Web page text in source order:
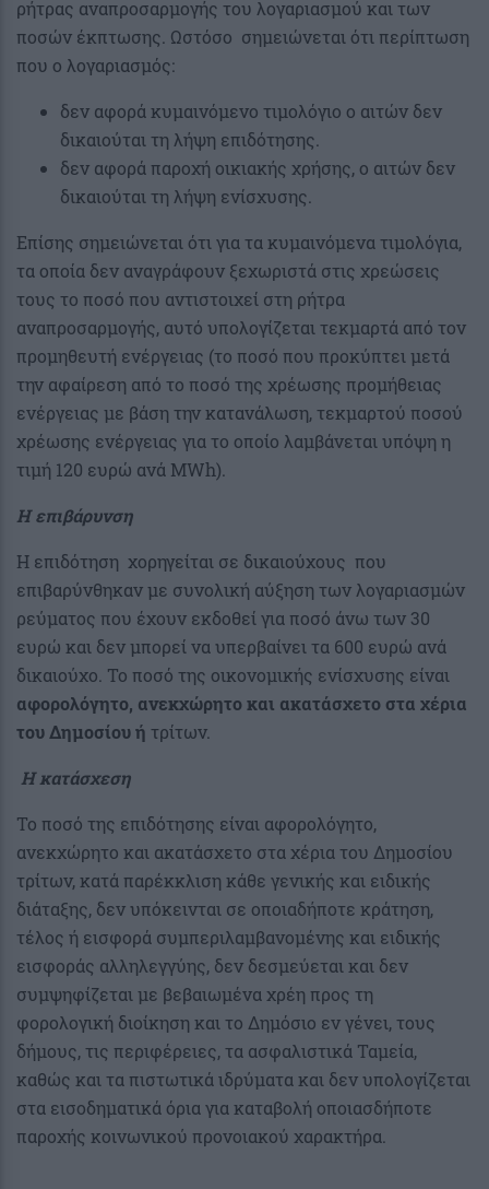
ρήτρας αναπροσαρμογής του λογαριασμού και των
ποσών έκπτωσης. Ωστόσο σημειώνεται ότι περίπτωση
που ο λογαριασμός:
δεν αφορά κυμαινόμενο τιμολόγιο ο αιτών δεν
δικαιούται τη λήψη επιδότησης.
δεν αφορά παροχή οικιακής χρήσης, ο αιτών δεν
δικαιούται τη λήψη ενίσχυσης.
Επίσης σημειώνεται ότι για τα κυμαινόμενα τιμολόγια,
τα οποία δεν αναγράφουν ξεχωριστά στις χρεώσεις
τους το ποσό που αντιστοιχεί στη ρήτρα
αναπροσαρμογής, αυτό υπολογίζεται τεκμαρτά από τον
προμηθευτή ενέργειας (το ποσό που προκύπτει μετά
την αφαίρεση από το ποσό της χρέωσης προμήθειας
ενέργειας με βάση την κατανάλωση, τεκμαρτού ποσού
χρέωσης ενέργειας για το οποίο λαμβάνεται υπόψη η
τιμή 120 ευρώ ανά MWh).
Η επιβάρυνση
Η επιδότηση χορηγείται σε δικαιούχους που
επιβαρύνθηκαν με συνολική αύξηση των λογαριασμών
ρεύματος που έχουν εκδοθεί για ποσό άνω των 30
ευρώ και δεν μπορεί να υπερβαίνει τα 600 ευρώ ανά
δικαιούχο. Το ποσό της οικονομικής ενίσχυσης είναι
αφορολόγητο, ανεκχώρητο και ακατάσχετο στα χέρια
του Δημοσίου ή τρίτων.
Η κατάσχεση
Το ποσό της επιδότησης είναι αφορολόγητο,
ανεκχώρητο και ακατάσχετο στα χέρια του Δημοσίου
τρίτων, κατά παρέκκλιση κάθε γενικής και ειδικής
διάταξης, δεν υπόκεινται σε οποιαδήποτε κράτηση,
τέλος ή εισφορά συμπεριλαμβανομένης και ειδικής
εισφοράς αλληλεγγύης, δεν δεσμεύεται και δεν
συμψηφίζεται με βεβαιωμένα χρέη προς τη
φορολογική διοίκηση και το Δημόσιο εν γένει, τους
δήμους, τις περιφέρειες, τα ασφαλιστικά Ταμεία,
καθώς και τα πιστωτικά ιδρύματα και δεν υπολογίζεται
στα εισοδηματικά όρια για καταβολή οποιασδήποτε
παροχής κοινωνικού προνοιακού χαρακτήρα.